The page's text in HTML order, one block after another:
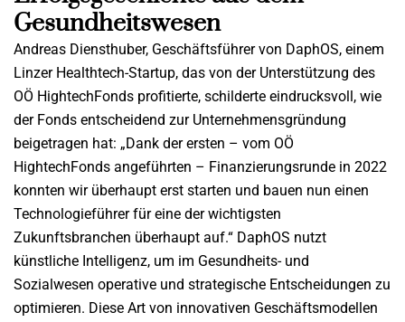
Gesundheitswesen
Andreas Diensthuber, Geschäftsführer von DaphOS, einem
Linzer Healthtech-Startup, das von der Unterstützung des
OÖ HightechFonds profitierte, schilderte eindrucksvoll, wie
der Fonds entscheidend zur Unternehmensgründung
beigetragen hat: „Dank der ersten – vom OÖ
HightechFonds angeführten – Finanzierungsrunde in 2022
konnten wir überhaupt erst starten und bauen nun einen
Technologieführer für eine der wichtigsten
Zukunftsbranchen überhaupt auf.“ DaphOS nutzt
künstliche Intelligenz, um im Gesundheits- und
Sozialwesen operative und strategische Entscheidungen zu
optimieren. Diese Art von innovativen Geschäftsmodellen